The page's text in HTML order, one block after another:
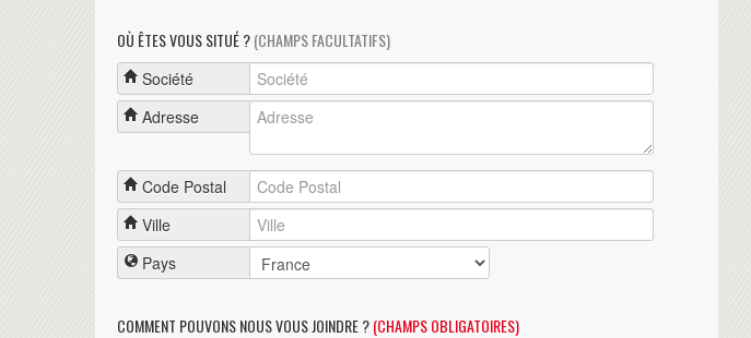
OÙ ÊTES VOUS SITUÉ ?(CHAMPS FACULTATIFS)
Société
Adresse
Code Postal
Ville
Pays
COMMENT POUVONS NOUS VOUS JOINDRE ?(CHAMPS OBLIGATOIRES)